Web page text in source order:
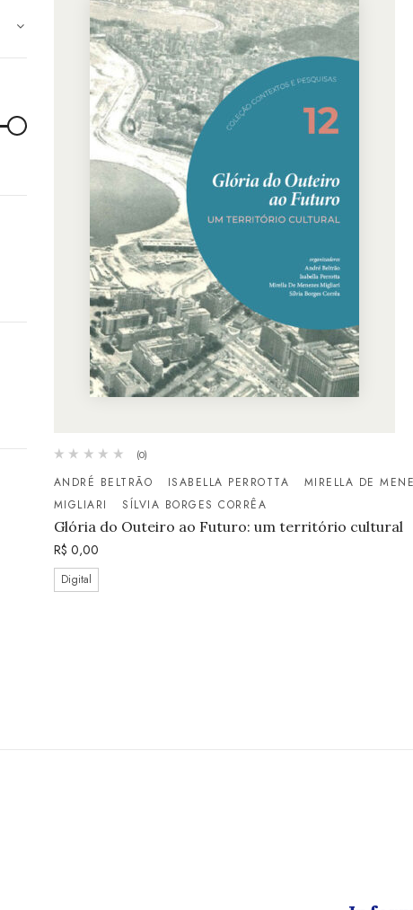
(0)
ANDRÉ BELTRÃO ISABELLA PERROTTA
MIRELLA DE
MIGLIARI
SÍLVIA BORGES CORRÊA
Glória do Outeiro ao Futuro: um território cultural
R$ 0,00
Digital